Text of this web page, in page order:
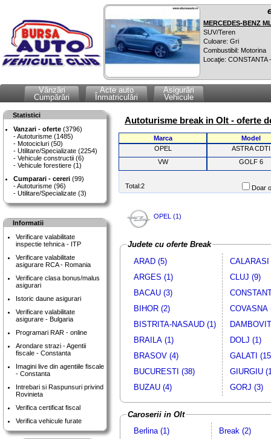
MERCEDES-BENZ
SUV/Teren
Culoare: Gri
Combustibil: Motorina
Locaţie: CONSTANTA
Vânzări
Cumpărări
Acte auto
Înmatriculări
Asigurări
Vehicule
Statistici
Vanzari - oferte (3796)
Autoturisme (1485)
Motocicluri (50)
Utilitare/Specializate (2254)
Vehicule constructii (6)
Vehicule forestiere (1)
Cumparari - cereri (99)
Autoturisme (96)
Utilitare/Specializate (3)
Informatii
Verificare valabilitate
inspectie tehnica - ITP
Verificare valabilitate
asigurare RCA - Romania
Verificare clasa bonus/malus
asigurari
Istoric daune asigurari
Verificare valabilitate
asigurare - Bulgaria
Programari RAR - online
Arondare strazi - Agentii
fiscale - Constanta
Imagini live din agentiile fiscale
- Constanta
Intrebari si Raspunsuri privind
Rovinieta
Verifica certificat fiscal
Verifica vehicule furate
Autoturisme break in Olt - oferte
Marca
Model
OPEL
ASTRA CDTI
VW
GOLF 6
Total:2 Doar
OPEL (1)
Judete cu oferte Break
ARAD (5)
ARGES (1)
BACAU (3)
BIHOR (2)
BISTRITA-NASAUD (1)
BRAILA (1)
BRASOV (4)
BUCURESTI (38)
BUZAU (4)
CALARASI
CLUJ (9)
COVASNA
DOLJ (1)
GALATI
GIURGIU
GORJ (3)
Caroserii in Olt
Berlina (1)
Break (2)